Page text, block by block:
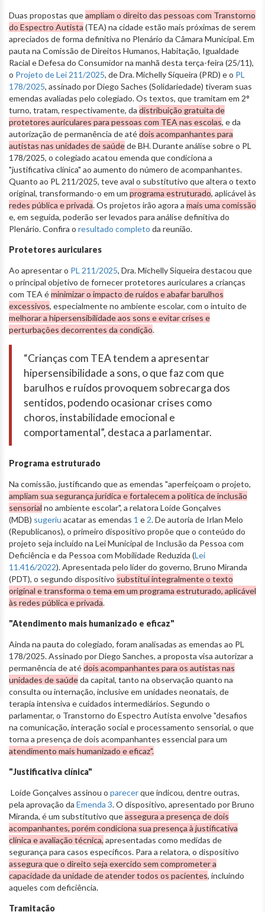
Duas propostas queampliam o direito das pessoas com Transtorno
do Espectro Autista (TEA) na cidade estão mais próximas de serem
apreciados de forma definitiva no Plenário da Câmara Municipal. Em
pauta na Comissão de Direitos Humanos, Habitação, Igualdade
Racial e Defesa do Consumidor na manhã desta terça-feira (25/11),
o Projeto de Lei 211/2025, de Dra. Michelly Siqueira (PRD) e o PL
178/2025, assinado por Diego Saches (Solidariedade) tiveram suas
emendas avaliadas pelo colegiado. Os textos, que tramitam em 2°
turno, tratam, respectivamente, da distribuição gratuita de
protetores auriculares para pessoas com TEA nas escolas, e da
autorização de permanência de atédois acompanhantes para
autistas nas unidades de saúdede BH. Durante análise sobre o PL
178/2025, o colegiado acatou emenda que condiciona a
"justificativa clínica" ao aumento do número de acompanhantes.
Quanto ao PL 211/2025, teve aval o substitutivo que altera o texto
original, transformando-o em um programa estruturado, aplicável às
redes pública e privada. Os projetos irão agora a mais uma comissão
e, em seguida, poderão ser levados para análise definitiva do
Plenário. Confira o resultado completo da reunião.
Protetores auriculares
Ao apresentar o PL 211/2025, Dra. Michelly Siqueira destacou que
o principal objetivo de fornecer protetores auriculares a crianças
com TEA éminimizar o impacto de ruídos e abafar barulhos
excessivos, especialmente no ambiente escolar, com o intuito de
melhorar a hipersensibilidade aos sons e evitar crises e
perturbações decorrentes da condição.
“Crianças com TEA tendem a apresentar
hipersensibilidade a sons, o que faz com que
barulhos e ruídos provoquem sobrecarga dos
sentidos, podendo ocasionar crises como
choros, instabilidade emocional e
comportamental”, destaca a parlamentar.
Programa estruturado
Na comissão, justificando que as emendas "aperfeiçoam o projeto,
ampliam sua segurança jurídica e fortalecem a política de inclusão
sensorial no ambiente escolar", a relatora Loíde Gonçalves
(MDB) sugeriu acatar as emendas 1 e 2. De autoria de Irlan Melo
(Republicanos), o primeiro dispositivo propõe que o conteúdo do
projeto seja incluído na Lei Municipal de Inclusão da Pessoa com
Deficiência e da Pessoa com Mobilidade Reduzida (Lei
11.416/2022). Apresentada pelo líder do governo, Bruno Miranda
(PDT), o segundo dispositivo substitui integralmente o texto
original e transforma o tema em um programa estruturado, aplicável
às redes pública e privada.
"Atendimento mais humanizado e eficaz"
Ainda na pauta do colegiado, foram analisadas as emendas ao PL
178/2025. Assinado por Diego Sanches, a proposta visa autorizar a
permanência de atédois acompanhantes para os autistas nas
unidades de saúdeda capital, tanto na observação quanto na
consulta ou internação, inclusive em unidades neonatais, de
terapia intensiva e cuidados intermediários. Segundo o
parlamentar, o Transtorno do Espectro Autista envolve "desafios
na comunicação, interação social e processamento sensorial, o que
torna a presença de dois acompanhantes essencial para um
atendimento mais humanizado e eficaz".
"Justificativa clínica"
Loíde Gonçalves assinou o parecerque indicou, dentre outras,
pela aprovação da Emenda 3. O dispositivo, apresentado por Bruno
Miranda, é um substitutivo queassegura a presença de dois
acompanhantes, porém condiciona sua presença à justificativa
clínica e avaliação técnica, apresentadas como medidas de
segurança para casos específicos. Para a relatora, o dispositivo
assegura que o direito seja exercido sem comprometer a
capacidade da unidade de atender todos os pacientes, incluindo
aqueles com deficiência.
Tramitação